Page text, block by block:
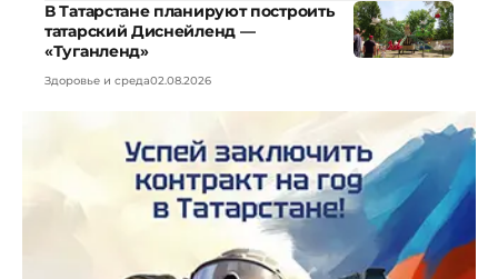
В Татарстане планируют построить
татарский Диснейленд —
«Туганленд»
Здоровье и среда02.08.2026